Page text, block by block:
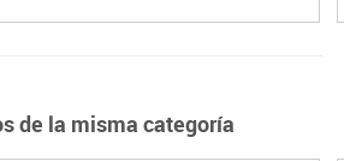
de la misma categoría